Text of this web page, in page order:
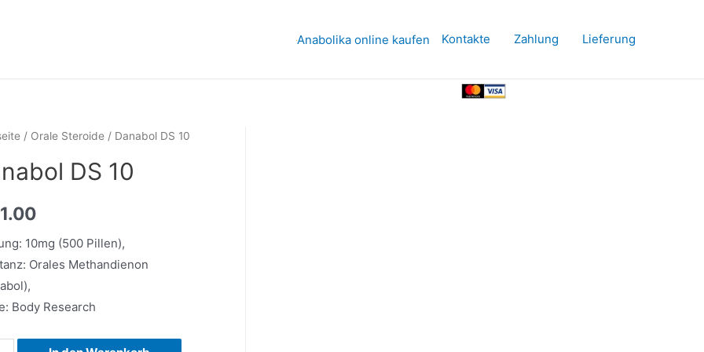
Anabolika online kaufen Kontakte Zahlung Lieferung
/ Orale Steroide / Danabol DS 10
DS 10
10mg (500 Pillen),
Orales Methandienon
Body Research